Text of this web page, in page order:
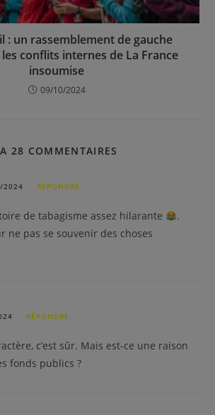
: un rassemblement de gauche
conflits internes de La France
insoumise
09/10/2024
28 COMMENTAIRES
2024 RÉPONDRE
de tabagisme assez hilarante
.
ne pas se souvenir des choses
RÉPONDRE
c’est sûr. Mais est-ce une raison
fonds publics ?